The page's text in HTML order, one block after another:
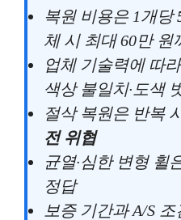
복원 비용은 1개당
체 시 최대 60만 원
업체 기술력에 따
색상 불일치·도색
절삭 복원은 반복
전 위협
균열·심한 변형 휠
정답
보증 기간과 A/S